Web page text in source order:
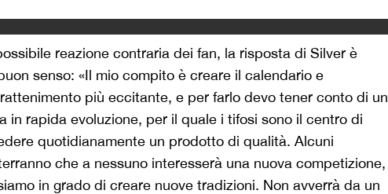
reazione contraria dei fan, la risposta di Silver è
senso: «Il mio compito è creare il calendario e
più eccitante, e per farlo devo tener conto di un
in rapida evoluzione, per il quale i tifosi sono il centro di
quotidianamente un prodotto di qualità. Alcuni
che a nessuno interesserà una nuova competizione,
in grado di creare nuove tradizioni. Non avverrà da un